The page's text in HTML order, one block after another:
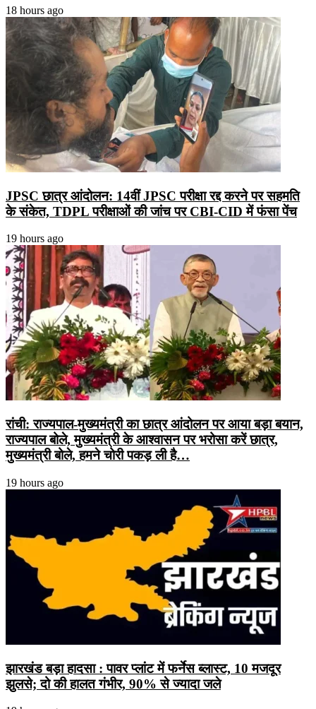
18 hours ago
JPSC छात्र आंदोलन: 14वीं JPSC परीक्षा रद्द करने पर सहमति
के संकेत, TDPL परीक्षाओं की जांच पर CBI-CID में फंसा पेंच
19 hours ago
रांची: राज्यपाल-मुख्यमंत्री का छात्र आंदोलन पर आया बड़ा बयान,
राज्यपाल बोले, मुख्यमंत्री के आश्वासन पर भरोसा करें छात्र,
मुख्यमंत्री बोले, हमने चोरी पकड़ ली है…
19 hours ago
झारखंड बड़ा हादसा : पावर प्लांट में फर्नेस ब्लास्ट, 10 मजदूर
झुलसे; दो की हालत गंभीर, 90% से ज्यादा जले